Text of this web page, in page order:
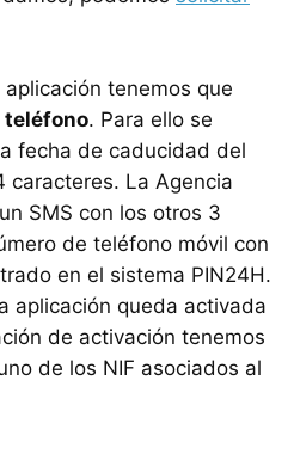
tenemos que
teléfono. Para ello se
fecha de caducidad del
caracteres. La Agencia
SMS con los otros 3
de teléfono móvil con
en el sistema PIN24H.
aplicación queda activada
de activación tenemos
de los NIF asociados al